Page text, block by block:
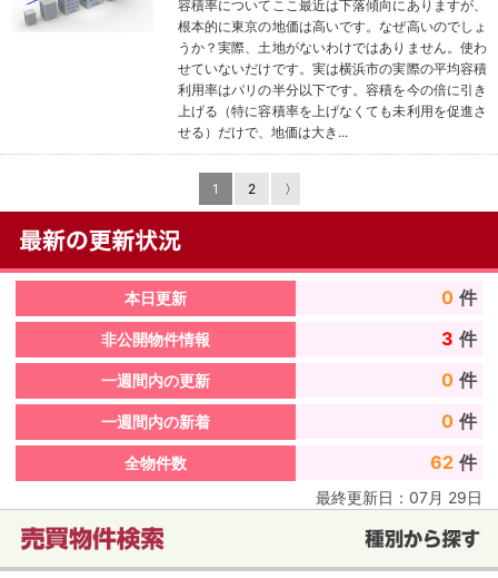
容積率についてここ最近は下落傾向にありますが、
根本的に東京の地価は高いです。なぜ高いのでしょ
うか？実際、土地がないわけではありません。使わ
せていないだけです。実は横浜市の実際の平均容積
利用率はパリの半分以下です。容積を今の倍に引き
上げる（特に容積率を上げなくても未利用を促進さ
せる）だけで、地価は大き...
1 2 〉
本日更新 0 件
非公開物件情報 3 件
一週間内の更新 0 件
一週間内の新着 0 件
全物件数 62 件
最終更新日： 07月 29日